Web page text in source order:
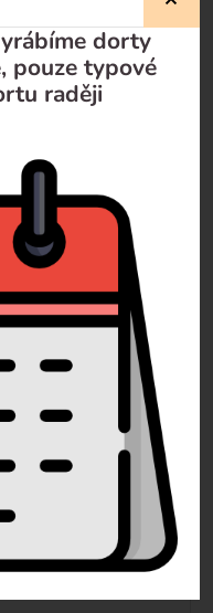
dorty
pouze typové
raději